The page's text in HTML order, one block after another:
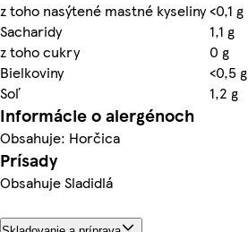
z toho nasýtené mastné kyseliny<0,1 g
Sacharidy
1,1 g
z toho cukry
0 g
Bielkoviny
<0,5 g
Soľ
1,2 g
Informácie o alergénoch
Obsahuje: Horčica
Prísady
Obsahuje Sladidlá